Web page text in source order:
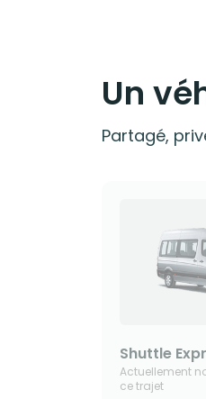
Un
Partagé,
Shuttle
Actuellement
ce trajet